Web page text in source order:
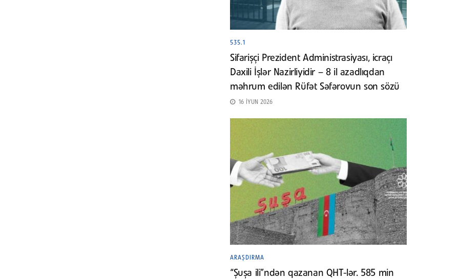
535.1
Sifarişçi Prezident Administrasiyası, icraçı
Daxili İşlər Nazirliyidir – 8 il azadlıqdan
məhrum edilən Rüfət Səfərovun son sözü
16 İYUN 2026
ARAŞDIRMA
“Şuşa ili”ndən qazanan QHT-lər. 585 min